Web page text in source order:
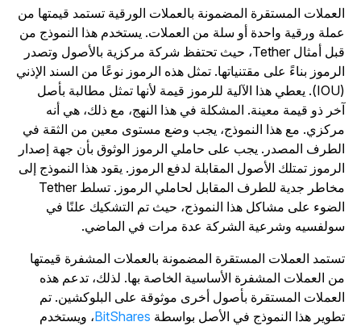
المستقرة المضمونة بالعملات الورقية تستمد قيمتها من
ورقية واحدة أو سلة من العملات. يستخدم هذا النموذج من
قبل أمثال Tether، حيث تحتفظ شركة مركزية بالأصول وتصدر
بناءً على مقتنياتها. تمثل هذه الرموز نوعًا من السند الإذني
(IOU). يعطي هذا الآلية للرموز قيمة لأنها تمثل مطالبة بأصل
ذو قيمة معينة. المشكلة في هذا النهج، مع ذلك، هي أنه
مع هذا النموذج، يجب وضع مستوى معين من الثقة في
المصدر. يجب على حاملي الرموز الوثوق بأن جهة إصدار
تمتلك الأصول المقابلة لدفع الرموز. يقود هذا النموذج إلى
مخاطر جدية للطرف المقابل لحاملي الرموز. تسلط Tether
على مشاكل هذا النموذج، حيث تم التشكيك علنًا في
وشرعية الشركة عدة مرات في الماضي.
العملات المستقرة المضمونة بالعملات المشفرة قيمتها
العملات المشفرة الأساسية الخاصة بها. لذلك، تدعم هذه
المستقرة بأصول أخرى موثوقة على البلوكشين. تم
هذا النموذج في الأصل بواسطةBitShares، ويستخدم